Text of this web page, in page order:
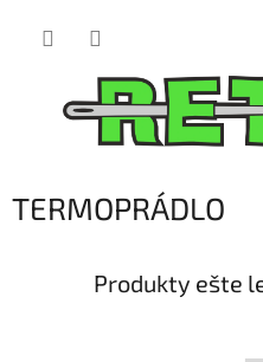
TERMOPRÁDLO
Produkty ešte